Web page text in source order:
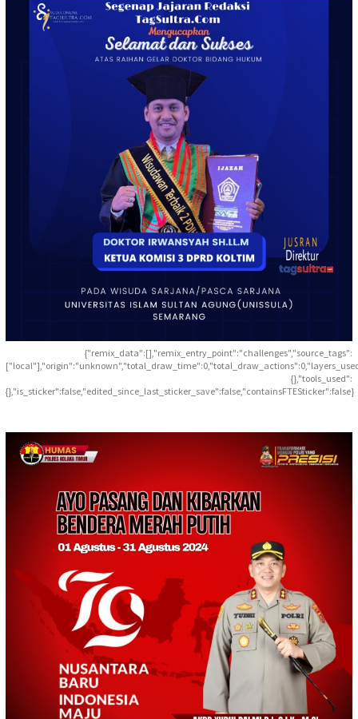
{"remix_data":[],"remix_entry_point":"challenges","source_tags":
{},"tools_used":
{},"is_sticker":false,"edited_since_last_sticker_save":false,"containsFTESticker":false}